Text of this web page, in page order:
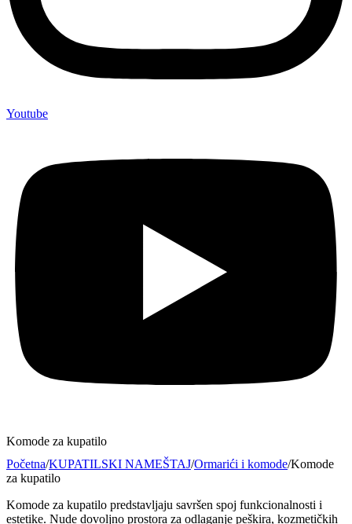
Youtube
Komode za kupatilo
Početna/KUPATILSKI NAMEŠTAJ/Ormarići i komode/Komode
za kupatilo
Komode za kupatilo predstavljaju savršen spoj funkcionalnosti i
estetike. Nude dovoljno prostora za odlaganje peškira, kozmetičkih